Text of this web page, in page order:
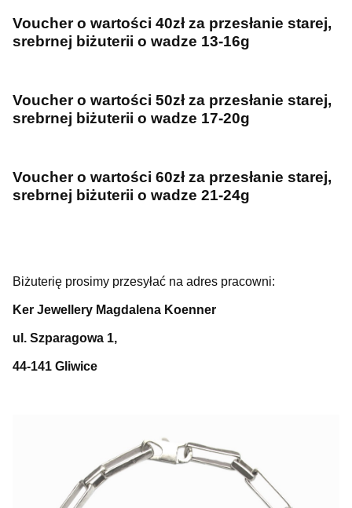
Voucher o wartości 40zł za przesłanie starej,
srebrnej biżuterii o wadze 13-16g
Voucher o wartości 50zł za przesłanie starej,
srebrnej biżuterii o wadze 17-20g
Voucher o wartości 60zł za przesłanie starej,
srebrnej biżuterii o wadze 21-24g
Biżuterię prosimy przesyłać na adres pracowni:
Ker Jewellery Magdalena Koenner
ul. Szparagowa 1,
44-141 Gliwice